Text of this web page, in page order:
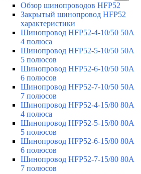
Обзор шинопроводов HFP52
Закрытый шинопровод HFP52
характеристики
Шинопровод HFP52-4-10/50 50A
4 полюса
Шинопровод HFP52-5-10/50 50А
5 полюсов
Шинопровод HFP52-6-10/50 50А
6 полюсов
Шинопровод HFP52-7-10/50 50А
7 полюсов
Шинопровод HFP52-4-15/80 80A
4 полюса
Шинопровод HFP52-5-15/80 80А
5 полюсов
Шинопровод HFP52-6-15/80 80А
6 полюсов
Шинопровод HFP52-7-15/80 80А
7 полюсов